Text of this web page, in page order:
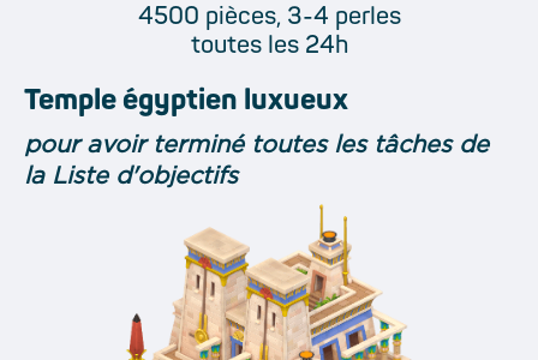
4500 pièces, 3-4 perles
toutes les 24h
Temple égyptien luxueux
pour avoir terminé toutes les tâches de
la Liste d'objectifs